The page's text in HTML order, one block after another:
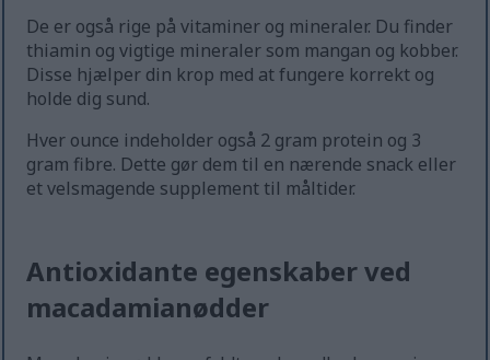
De er også rige på vitaminer og mineraler. Du finder
thiamin og vigtige mineraler som mangan og kobber.
Disse hjælper din krop med at fungere korrekt og
holde dig sund.
Hver ounce indeholder også 2 gram protein og 3
gram fibre. Dette gør dem til en nærende snack eller
et velsmagende supplement til måltider.
Antioxidante egenskaber ved
macadamianødder